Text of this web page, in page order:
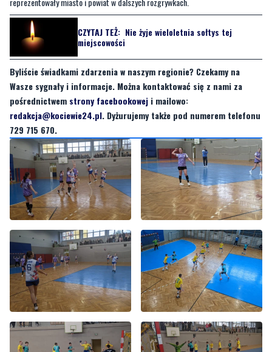
CZYTAJ TEŻ: Nie żyje wieloletnia sołtys tej
miejscowości
Byliście świadkami zdarzenia w naszym regionie? Czekamy na
Wasze sygnały i informacje. Można kontaktować się z nami za
pośrednictwem strony facebookowej i mailowo:
redakcja@kociewie24.pl. Dyżurujemy także pod numerem telefonu
729 715 670.